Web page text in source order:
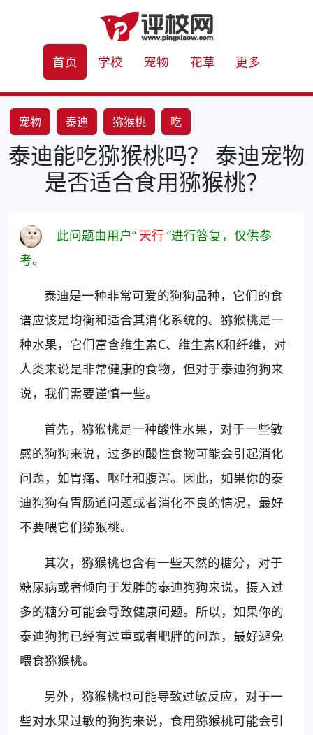
首页 学校 宠物 花草 更多
宠物 泰迪 猕猴桃 吃
泰迪能吃猕猴桃吗？ 泰迪宠物
是否适合食用猕猴桃？
此问题由用户“ 天行 ”进行答复，仅供参
考。
泰迪是一种非常可爱的狗狗品种，它们的食
谱应该是均衡和适合其消化系统的。猕猴桃是一
种水果，它们富含维生素C、维生素K和纤维，对
人类来说是非常健康的食物，但对于泰迪狗狗来
说，我们需要谨慎一些。
首先，猕猴桃是一种酸性水果，对于一些敏
感的狗狗来说，过多的酸性食物可能会引起消化
问题，如胃痛、呕吐和腹泻。因此，如果你的泰
迪狗狗有胃肠道问题或者消化不良的情况，最好
不要喂它们猕猴桃。
其次，猕猴桃也含有一些天然的糖分，对于
糖尿病或者倾向于发胖的泰迪狗狗来说，摄入过
多的糖分可能会导致健康问题。所以，如果你的
泰迪狗狗已经有过重或者肥胖的问题，最好避免
喂食猕猴桃。
另外，猕猴桃也可能导致过敏反应，对于一
些对水果过敏的狗狗来说，食用猕猴桃可能会引